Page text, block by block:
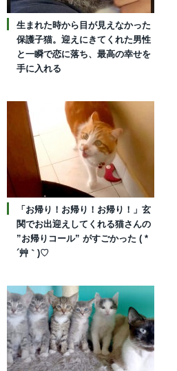
生まれた時から目が見えなかった
保護子猫。迎えにきてくれた男性
と一瞬で恋に落ち、最高の幸せを
手に入れる
「お帰り！お帰り！お帰り！」玄
関でお出迎えしてくれる猫さんの
”お帰りコール” がすごかった ( *
´艸｀)♡